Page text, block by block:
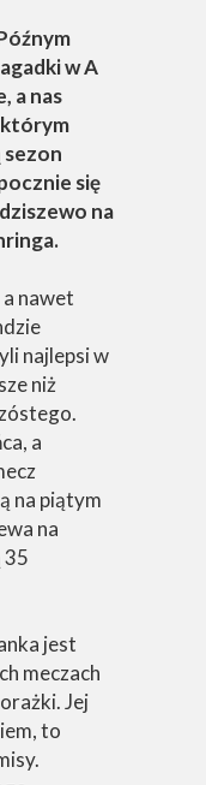
w A
a nas
którym
sezon
się
na
nawet
najlepsi w
niż
a
na piątym
na
35
jest
meczach
Jej
to